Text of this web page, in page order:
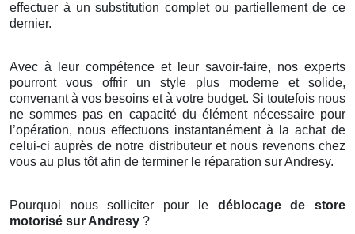
effectuer à un substitution complet ou partiellement de ce
dernier.
Avec à leur compétence et leur savoir-faire, nos experts
pourront vous offrir un style plus moderne et solide,
convenant à vos besoins et à votre budget. Si toutefois nous
ne sommes pas en capacité du élément nécessaire pour
l’opération, nous effectuons instantanément à la achat de
celui-ci auprès de notre distributeur et nous revenons chez
vous au plus tôt afin de terminer le réparation sur Andresy.
Pourquoi nous solliciter pour le déblocage de store
motorisé sur Andresy ?